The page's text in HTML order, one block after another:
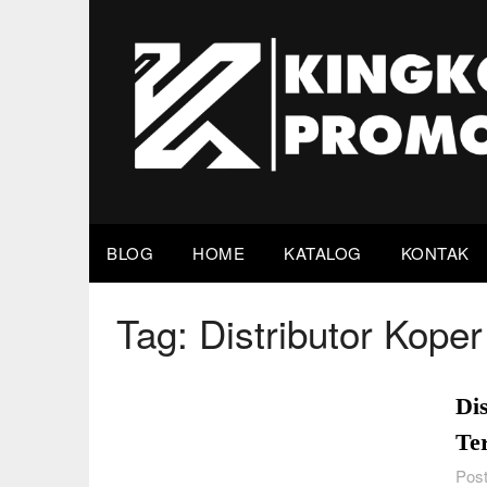
BLOG HOME KATALOG KONTAK
Tag: Distributor